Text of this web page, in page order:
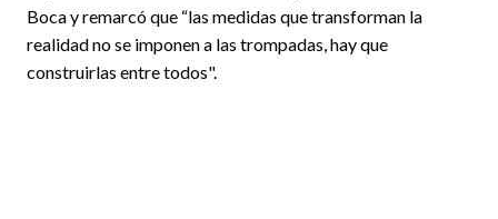
Boca y remarcó que “las medidas que transforman la
realidad no se imponen a las trompadas, hay que
construirlas entre todos".